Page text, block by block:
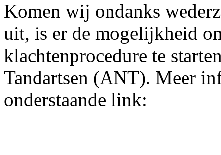
Komen wij ondanks
uit, is er de mogelijkheid
klachtenprocedure te
Tandartsen (ANT). Meer
onderstaande link: